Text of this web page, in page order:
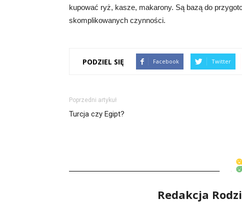
kupować ryż, kasze, makarony. Są bazą do
skomplikowanych czynności.
PODZIEL SIĘ Facebook Twitter
Poprzedni artykuł
Turcja czy Egipt?
Redakcja